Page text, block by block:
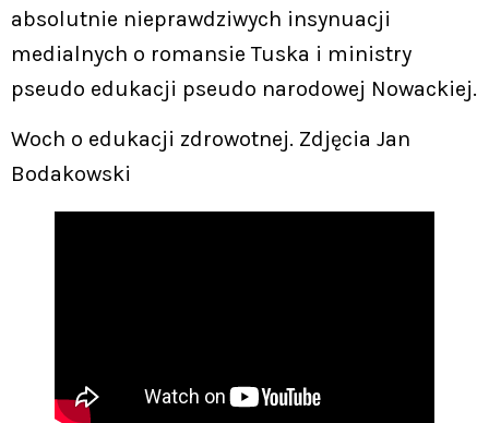
absolutnie nieprawdziwych insynuacji
medialnych o romansie Tuska i ministry
pseudo edukacji pseudo narodowej Nowackiej.
Woch o edukacji zdrowotnej. Zdjęcia Jan
Bodakowski